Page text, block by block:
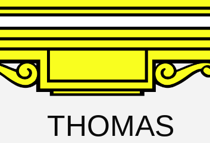
Andrè Schuen, Baritone
Daniel Heide, Piano
THOMAS